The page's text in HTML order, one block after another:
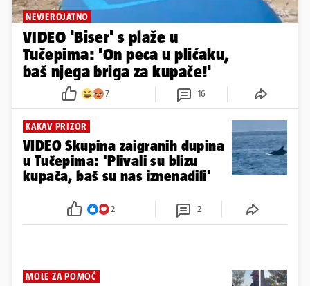
NEVJEROJATNO
VIDEO 'Biser' s plaže u
Tučepima: 'On peca u plićaku,
baš njega briga za kupače!'
7 16
KAKAV PRIZOR
VIDEO Skupina zaigranih dupina
u Tučepima: 'Plivali su blizu
kupača, baš su nas iznenadili'
2 2
MOLE ZA POMOĆ